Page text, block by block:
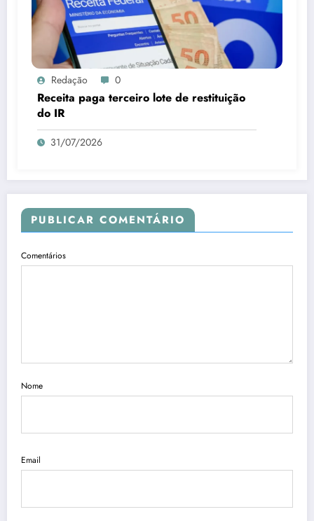
Redação 0
Receita paga terceiro lote de restituição
do IR
31/07/2026
PUBLICAR COMENTÁRIO
Comentários
Nome
Email